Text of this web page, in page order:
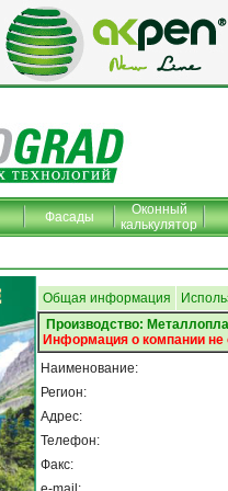
Фасады
Оконный
калькулятор
Общая информация
Производство:
Информация о компании не
Наименование:
Регион:
Адрес:
Телефон:
Факс: